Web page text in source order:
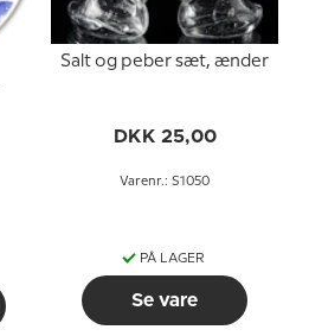
Salt og peber sæt, ænder
DKK 25,00
Varenr.: S1050
PÅ LAGER
Se vare